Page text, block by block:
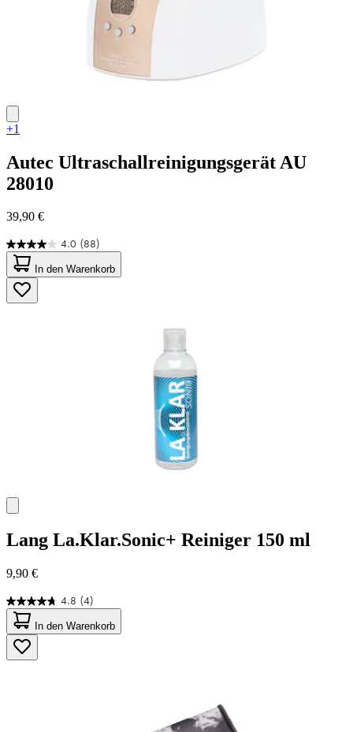
+1
Autec Ultraschallreinigungsgerät AU
28010
39,90 €
4.0 (88)
4.0
von
5
Sternen.
88
In den Warenkorb
Lang La.Klar.Sonic+ Reiniger 150 ml
9,90 €
4.8 (4)
4.8
von
5
Sternen.
4
In den Warenkorb